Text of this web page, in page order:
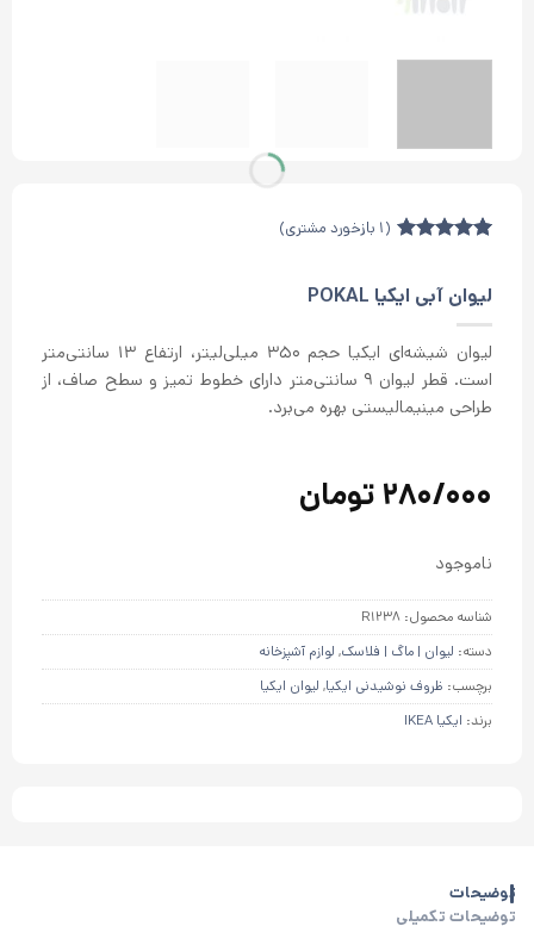
امتیازدهی
مشتری
(
1 بازخورد مشتری)
لیوان آبی ایکیا POKAL
لیوان شیشه‌ای ایکیا حجم ۳۵۰ میلی‌لیتر، ارتفاع 13 سانتی‌متر
است. قطر لیوان 9 سانتی‌متر دارای خطوط تمیز و سطح صاف، از
طراحی مینیمالیستی بهره می‌برد.
280/000 تومان
ناموجود
شناسه محصول: R1238
دسته: لیوان | ماگ | فلاسک, لوازم آشپزخانه
برچسب: ظروف نوشیدنی ایکیا, لیوان ایکیا
برند: ایکیا IKEA
توضیحات
توضیحات تکمیلی